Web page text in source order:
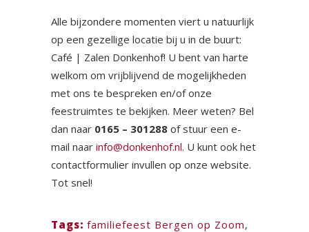
Alle bijzondere momenten viert u natuurlijk
op een gezellige locatie bij u in de buurt:
Café | Zalen Donkenhof! U bent van harte
welkom om vrijblijvend de mogelijkheden
met ons te bespreken en/of onze
feestruimtes te bekijken. Meer weten? Bel
dan naar 0165 – 301288 of stuur een e-
mail naar info@donkenhof.nl. U kunt ook het
contactformulier invullen op onze website.
Tot snel!
Tags: familiefeest Bergen op Zoom,